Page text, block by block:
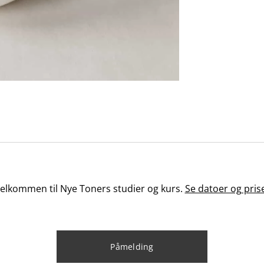
til Nye Toners studier og kurs. Se datoer og
Påmelding